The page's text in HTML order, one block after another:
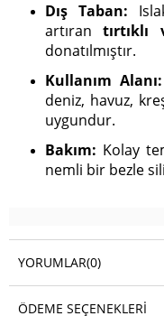
Dış Taban:
artırantırtıklı
donatılmıştır.
Kullanım Alanı:
deniz, havuz,
uygundur.
Bakım: Kolay
nemli bir bezle
YORUMLAR(0)
ÖDEME SEÇENEKLERI